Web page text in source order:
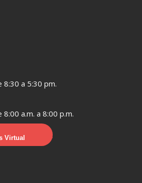
8:30 a 5:30 pm.
a.m. a 8:00 p.m.
Virtual